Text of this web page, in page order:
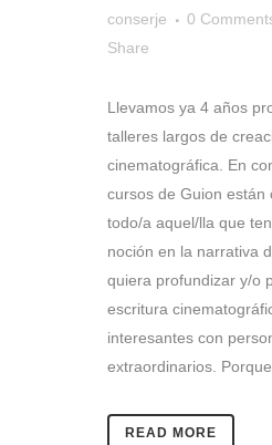
conserje 0
Share
Llevamos ya 4 años
talleres largos de
cinematográfica. En
cursos de Guion están
todo/a aquel/lla que
noción en la narrativa
quiera profundizar y/o
escritura
interesantes con
extraordinarios. Porque
READ MORE